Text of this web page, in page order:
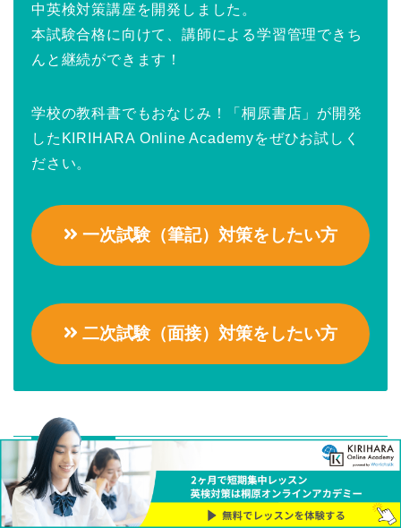
中英検対策講座を開発しました。
本試験合格に向けて、講師による学習管理できち
んと継続ができます！
学校の教科書でもおなじみ！「桐原書店」が開発
したKIRIHARA Online Academyをぜひお試しく
ださい。
一次試験（筆記）対策をしたい方
二次試験（面接）対策をしたい方
ABOUT ME